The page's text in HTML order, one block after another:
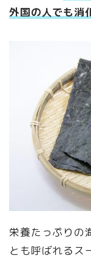
外国の人でも消
栄養たっぷりの
とも呼ばれるス